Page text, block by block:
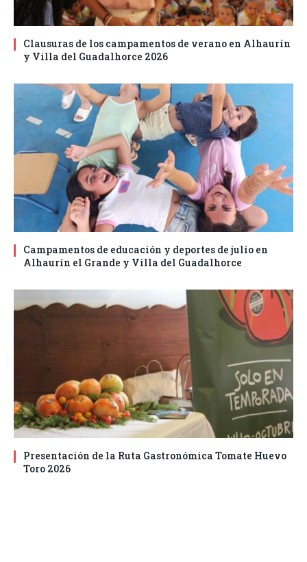
Clausuras de los campamentos de verano en Alhaurín
y Villa del Guadalhorce 2026
Campamentos de educación y deportes de julio en
Alhaurín el Grande y Villa del Guadalhorce
Presentación de la Ruta Gastronómica Tomate Huevo
Toro 2026